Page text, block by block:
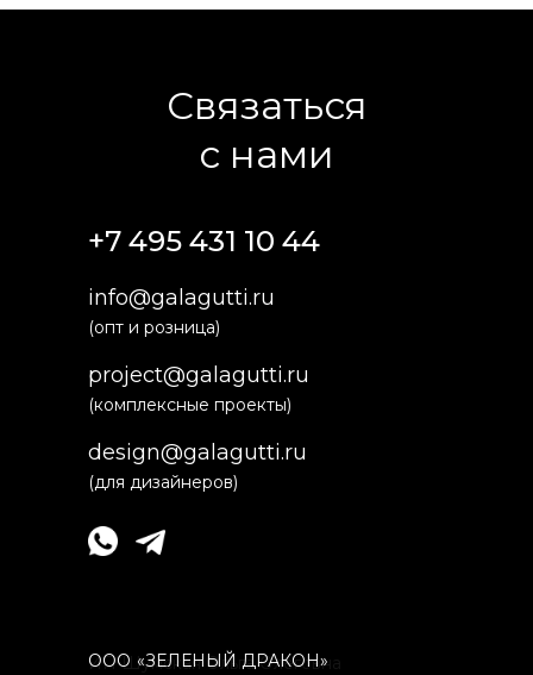
Связаться
с нами
(для дизайнеров)
design@galagutti.ru
(комплексные проекты)
project@galagutti.ru
(опт и розница)
info@galagutti.ru
+7 495 431 10 44
ИП Шумская Ольга Олеговна
ООО «ЗЕЛЕНЫЙ ДРАКОН»